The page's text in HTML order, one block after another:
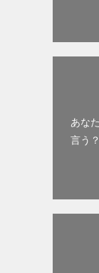
あな
言う？